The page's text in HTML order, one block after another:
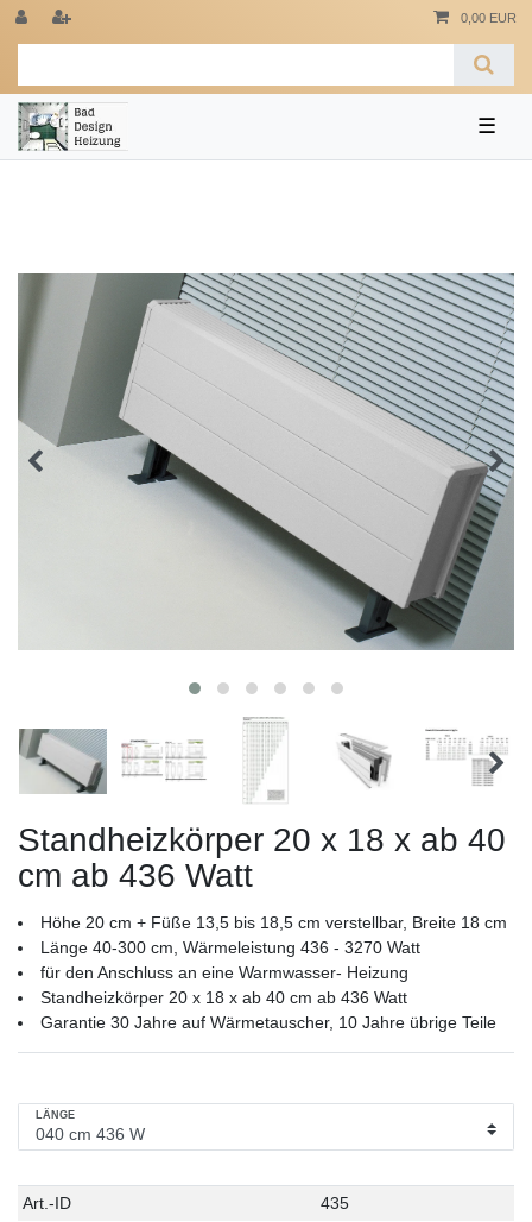
0,00 EUR
☰
Standheizkörper 20 x 18 x ab 40
cm ab 436 Watt
Höhe 20 cm + Füße 13,5 bis 18,5 cm verstellbar, Breite 18 cm
Länge 40-300 cm, Wärmeleistung 436 - 3270 Watt
für den Anschluss an eine Warmwasser- Heizung
Standheizkörper 20 x 18 x ab 40 cm ab 436 Watt
Garantie 30 Jahre auf Wärmetauscher, 10 Jahre übrige Teile
LÄNGE
Technisches
Wert
Art.-ID 435